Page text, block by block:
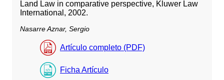
Land Law in comparative perspective, Kluwer Law
International, 2002.
Nasarre Aznar, Sergio
Artículo completo (PDF)
Ficha Artículo